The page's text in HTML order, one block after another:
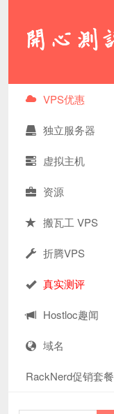
VPS优惠
独立服务器
虚拟主机
资源
搬瓦工 VPS
折腾VPS
真实测评
Hostloc趣闻
域名
RackNerd促销套餐